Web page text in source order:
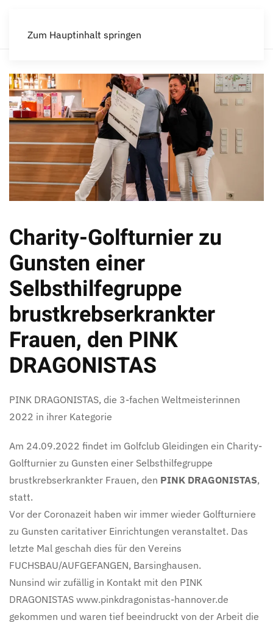
Zum Hauptinhalt springen
Charity-Golfturnier zu
Gunsten einer
Selbsthilfegruppe
brustkrebserkrankter
Frauen, den PINK
DRAGONISTAS
PINK DRAGONISTAS, die 3-fachen Weltmeisterinnen
2022 in ihrer Kategorie
Am 24.09.2022 findet im Golfclub Gleidingen ein Charity-
Golfturnier zu Gunsten einer Selbsthilfegruppe
brustkrebserkrankter Frauen, den PINK DRAGONISTAS,
statt.
Vor der Coronazeit haben wir immer wieder Golfturniere
zu Gunsten caritativer Einrichtungen veranstaltet. Das
letzte Mal geschah dies für den Vereins
FUCHSBAU/AUFGEFANGEN, Barsinghausen.
Nunsind wir zufällig in Kontakt mit den PINK
DRAGONISTAS www.pinkdragonistas-hannover.de
gekommen und waren tief beeindruckt von der Arbeit die